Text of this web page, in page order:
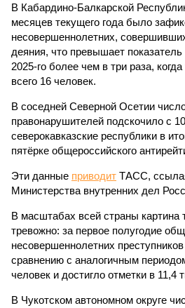
В Кабардино-Балкарской
месяцев текущего года было
несовершеннолетних,
деяния, что превышает
2025-го более чем в три раза,
всего 16 человек.
В соседней Северной Осетии
правонарушителей подскочило с
северокавказские республики в
пятёрке общероссийского
Эти данные приводит ТАСС,
Министерства внутренних дел
В масштабах всей страны картина
тревожно: за первое полугодие
несовершеннолетних
сравнению с аналогичным
человек и достигло отметки в 11,4
В Чукотском автономном округе